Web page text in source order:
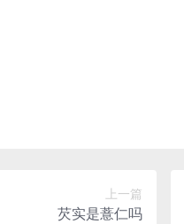
上一篇
芡实是薏仁吗